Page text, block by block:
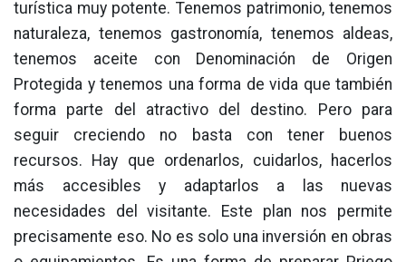
turística muy potente. Tenemos patrimonio, tenemos
naturaleza, tenemos gastronomía, tenemos aldeas,
tenemos aceite con Denominación de Origen
Protegida y tenemos una forma de vida que también
forma parte del atractivo del destino. Pero para
seguir creciendo no basta con tener buenos
recursos. Hay que ordenarlos, cuidarlos, hacerlos
más accesibles y adaptarlos a las nuevas
necesidades del visitante. Este plan nos permite
precisamente eso. No es solo una inversión en obras